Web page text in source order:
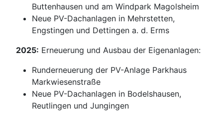
Buttenhausen und am Windpark Magolsheim
Neue PV-Dachanlagen in Mehrstetten,
Engstingen und Dettingen a. d. Erms
2025: Erneuerung und Ausbau der Eigenanlagen:
Runderneuerung der PV-Anlage Parkhaus
Markwiesenstraße
Neue PV-Dachanlagen in Bodelshausen,
Reutlingen und Jungingen